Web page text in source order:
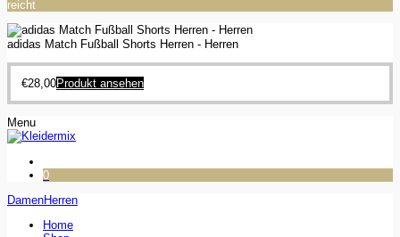
reicht
adidas Match Fußball Shorts Herren - Herren
€28,00Produkt ansehen
Menu
0
DamenHerren
Home